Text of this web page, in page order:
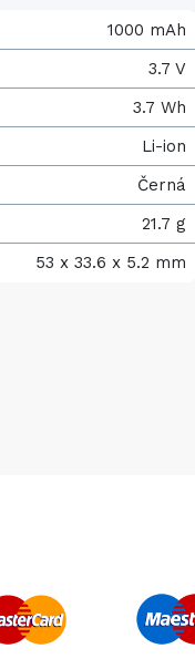
1000 mAh
3.7 V
3.7 Wh
Li-ion
Černá
21.7 g
53 x 33.6 x 5.2 mm